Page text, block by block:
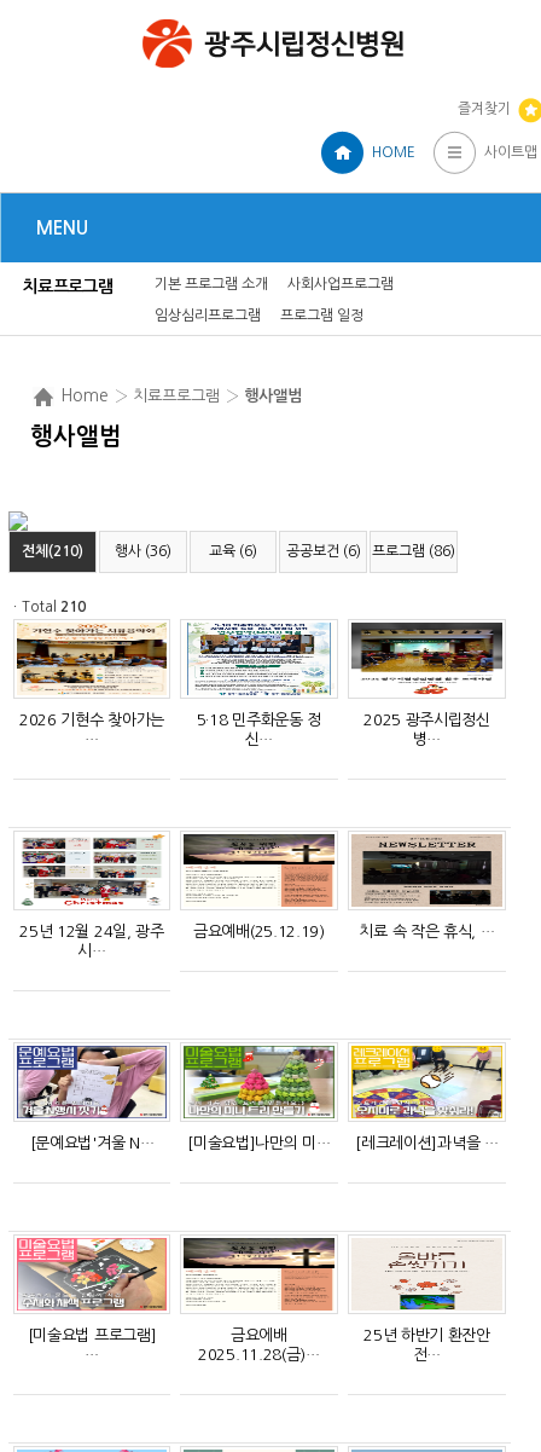
즐겨찾기
HOME 사이트맵
MENU
치료프로그램 기본 프로그램 소개 사회사업프로그램
임상심리프로그램 프로그램 일정
Home › 치료프로그램 › 행사앨범
행사앨범
전체(210) 행사 (36) 교육 (6) 공공보건 (6) 프로그램 (86)
ㆍTotal 210
2026 기현수 찾아가는
…
5·18 민주화운동 정
신…
2025 광주시립정신
병…
25년 12월 24일, 광주
시…
금요예배(25.12.19) 치료 속 작은 휴식, …
[문예요법'겨울 N… [미술요법]나만의 미… [레크레이션]과녁을 …
[미술요법 프로그램]
…
금요에배
2025.11.28(금)…
25년 하반기 환잔안
전…